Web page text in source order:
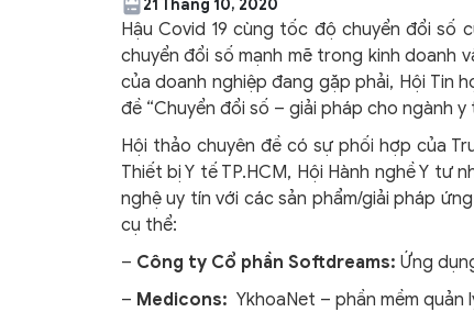
21 Tháng 10, 2020
Hậu Covid 19 cùng tốc độ chuyển đổi
chuyển đổi số mạnh mẽ trong kinh doanh
của doanh nghiệp đang gặp phải, Hội Tin
đề “Chuyển đổi số – giải pháp cho ngành y
Hội thảo chuyên đề có sự phối hợp của
Thiết bị Y tế TP.HCM, Hội Hành nghề Y tư
nghệ uy tín với các sản phẩm/giải pháp
cụ thể:
– Công ty Cổ phần Softdreams: Ứng
– Medicons: YkhoaNet – phần mềm quản